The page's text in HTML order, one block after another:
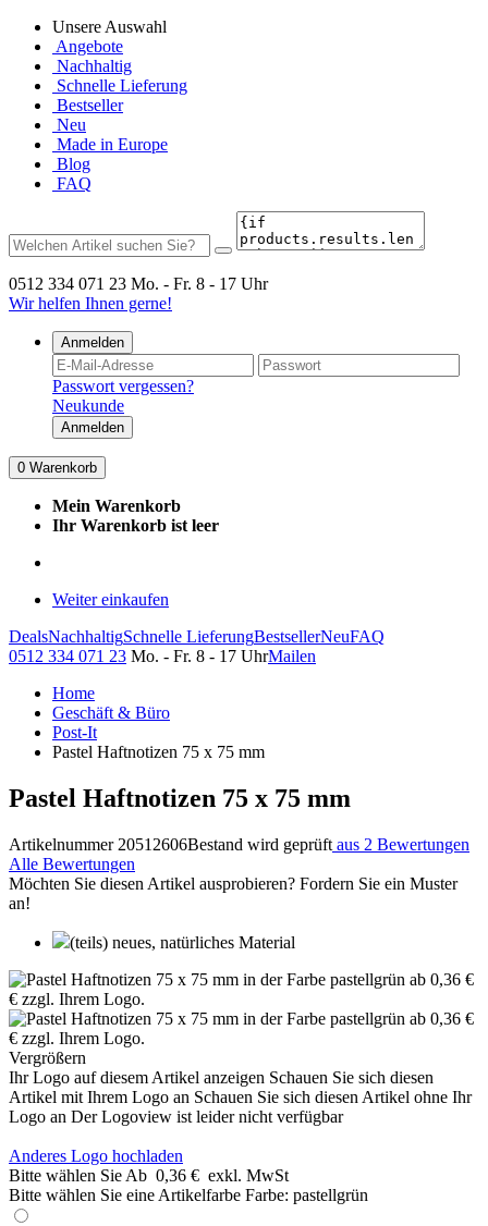
Unsere Auswahl
Angebote
Nachhaltig
Schnelle Lieferung
Bestseller
Neu
Made in Europe
Blog
FAQ
0512 334 071 23 Mo. - Fr. 8 - 17 Uhr
Wir helfen Ihnen gerne!
Anmelden
Passwort vergessen?
Neukunde
Anmelden
0 Warenkorb
Mein Warenkorb
Ihr Warenkorb ist leer
Weiter einkaufen
DealsNachhaltigSchnelle LieferungBestsellerNeuFAQ
0512 334 071 23 Mo. - Fr. 8 - 17 UhrMailen
Home
Geschäft & Büro
Post-It
Pastel Haftnotizen 75 x 75 mm
Pastel Haftnotizen 75 x 75 mm
Artikelnummer 20512606Bestand wird geprüft aus 2 Bewertungen
Alle Bewertungen
Möchten Sie diesen Artikel ausprobieren? Fordern Sie ein Muster
an!
(teils) neues, natürliches Material
Vergrößern
Ihr Logo auf diesem Artikel anzeigen Schauen Sie sich diesen
Artikel mit Ihrem Logo an Schauen Sie sich diesen Artikel ohne Ihr
Logo an Der Logoview ist leider nicht verfügbar
Anderes Logo hochladen
Bitte wählen Sie Ab 0,36 € exkl. MwSt
Bitte wählen Sie eine Artikelfarbe Farbe: pastellgrün